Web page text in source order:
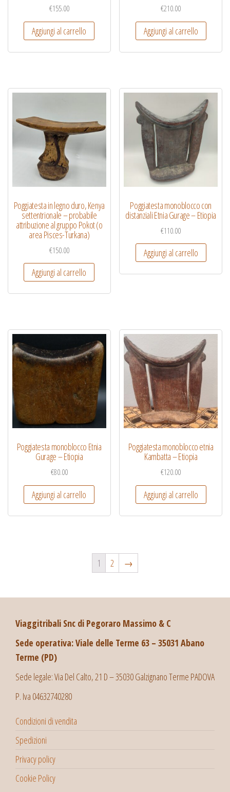
€155.00
Aggiungi al carrello
€210.00
Aggiungi al carrello
Poggiatesta in legno duro, Kenya
settentrionale – probabile
attribuzione al gruppo Pokot (o
area Pisces-Turkana)
€150.00
Aggiungi al carrello
Poggiatesta monoblocco con
distanziali Etnia Gurage – Etiopia
€110.00
Aggiungi al carrello
Poggiatesta monoblocco Etnia
Gurage – Etiopia
€80.00
Aggiungi al carrello
Poggiatesta monoblocco etnia
Kambatta – Etiopia
€120.00
Aggiungi al carrello
1 2 →
Viaggitribali Snc di Pegoraro Massimo & C
Sede operativa: Viale delle Terme 63 – 35031 Abano
Terme (PD)
Sede legale: Via Del Calto, 21 D – 35030 Galzignano Terme PADOVA
P. Iva 04632740280
Condizioni di vendita
Spedizioni
Privacy policy
Cookie Policy